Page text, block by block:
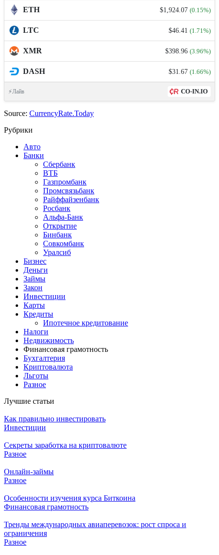
ETH $1,924.07 (0.15%)
LTC $46.41 (1.71%)
XMR $398.96 (3.96%)
DASH $31.67 (1.66%)
⚡Лайв CO-IN.IO
Source: CurrencyRate.Today
Рубрики
Авто
Банки
Сбербанк
ВТБ
Газпромбанк
Промсвязьбанк
Райффайзенбанк
Росбанк
Альфа-Банк
Открытие
Бинбанк
Совкомбанк
Уралсиб
Бизнес
Деньги
Займы
Закон
Инвестиции
Карты
Кредиты
Ипотечное кредитование
Налоги
Недвижимость
Финансовая грамотность
Бухгалтерия
Криптовалюта
Льготы
Разное
Лучшие статьи
Как правильно инвестировать
Инвестиции
Секреты заработка на криптовалюте
Разное
Онлайн-займы
Разное
Особенности изучения курса Биткоина
Финансовая грамотность
Тренды международных авиаперевозок: рост спроса и
ограничения
Разное